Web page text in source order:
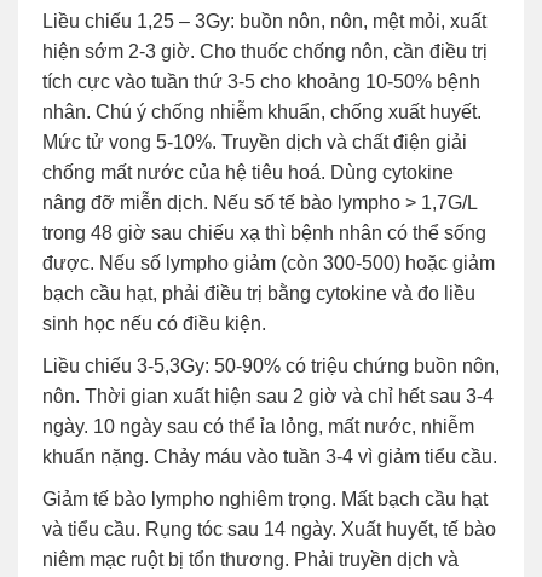
Liều chiếu 1,25 – 3Gy: buồn nôn, nôn, mệt mỏi, xuất
hiện sớm 2-3 giờ. Cho thuốc chống nôn, cần điều trị
tích cực vào tuần thứ 3-5 cho khoảng 10-50% bệnh
nhân. Chú ý chống nhiễm khuẩn, chống xuất huyết.
Mức tử vong 5-10%. Truyền dịch và chất điện giải
chống mất nước của hệ tiêu hoá. Dùng cytokine
nâng đỡ miễn dịch. Nếu số tế bào lympho > 1,7G/L
trong 48 giờ sau chiếu xạ thì bệnh nhân có thể sống
được. Nếu số lympho giảm (còn 300-500) hoặc giảm
bạch cầu hạt, phải điều trị bằng cytokine và đo liều
sinh học nếu có điều kiện.
Liều chiếu 3-5,3Gy: 50-90% có triệu chứng buồn nôn,
nôn. Thời gian xuất hiện sau 2 giờ và chỉ hết sau 3-4
ngày. 10 ngày sau có thể ỉa lỏng, mất nước, nhiễm
khuẩn nặng. Chảy máu vào tuần 3-4 vì giảm tiểu cầu.
Giảm tế bào lympho nghiêm trọng. Mất bạch cầu hạt
và tiểu cầu. Rụng tóc sau 14 ngày. Xuất huyết, tế bào
niêm mạc ruột bị tổn thương. Phải truyền dịch và